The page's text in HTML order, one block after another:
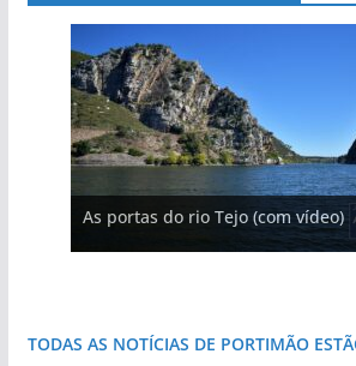
As portas do rio Tejo (com vídeo)
Foto do dia: esta pequena praia
do Algarve
TODAS AS NOTÍCIAS DE PORTIMÃO